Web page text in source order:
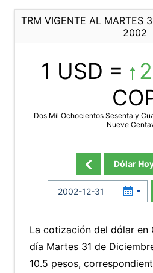
TRM VIGENTE AL MARTES
2002
1 USD =
Dos Mil Ochocientos Sesenta y
Nueve
Dólar
La cotización del dólar en
día Martes 31 de
10.5 pesos,